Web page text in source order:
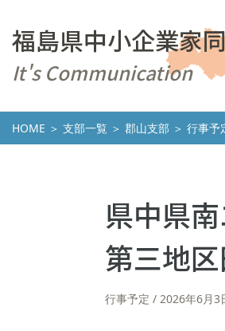
福島県中小企業家
It's Communication
HOME ＞ 支部一覧 ＞ 郡山支部 ＞ 行事予
県中県
第三地
行事予定 2026年6月3